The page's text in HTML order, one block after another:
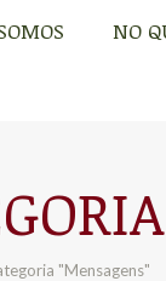
NO
aqui:"Mensagens"
NO